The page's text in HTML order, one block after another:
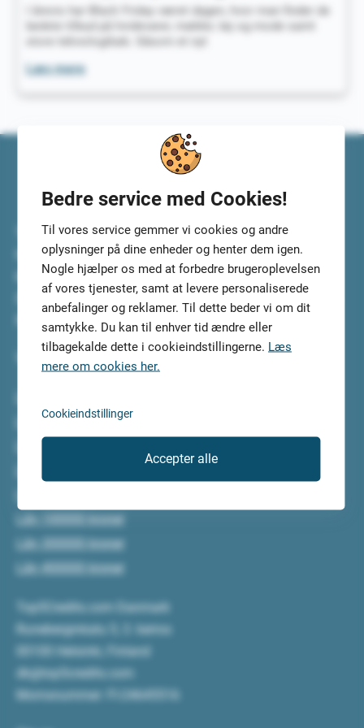
I årevis har Black Friday været dagen, hvor man finder de
bedste tilbud på hvidevarer, møbler, tøj og mode samt
store teknologikøb. Såsom et nyt
Læs mereHvornår
Top5Credits.com har undersøgt de bedste lån til dig. Vi
har selv testet lånene og lånetjenesterne, så du kan
koncentrere dig om at vælge det bedste lån til dig.
Sammenlign lånene i ro og mag og tilmeld dig, så vi kan
finde de 5 mest velegnede lån til dig.
Vi gør arbejdet for dig.
Lån 10000 kroner
Lån 100000 kroner
Lån 300000 kroner
Lån 400000 kroner
Top5Credits.com Danmark
Runeberginkatu 5, 3. kerros
00100 Helsinki, Finland
dk@top5credits.com
Momsnummer: FI-24645516
Bedre service med Cookies!
Til vores service gemmer vi cookies og andre
oplysninger på dine enheder og henter dem igen.
Nogle hjælper os med at forbedre brugeroplevelsen
af vores tjenester, samt at levere personaliserede
anbefalinger og reklamer. Til dette beder vi om dit
samtykke. Du kan til enhver tid ændre eller
tilbagekalde dette i cookieindstillingerne. Læs
mere om cookies her.
Cookieindstillinger
Accepter alle